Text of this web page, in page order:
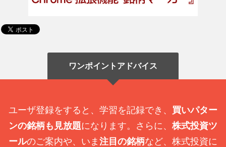
ワンポイントアドバイス
ユーザ登録をすると、学習を記録でき、 買いパター
ンの銘柄も見放題になります。さらに、 株式投資ツ
ールのご案内や、いま 注目の銘柄など、株式投資に